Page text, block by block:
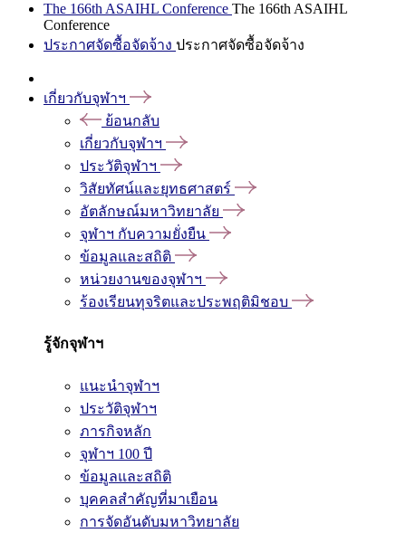
The 166th ASAIHL Conference The 166th ASAIHL
Conference
ประกาศจัดซื้อจัดจ้าง ประกาศจัดซื้อจัดจ้าง
เกี่ยวกับจุฬาฯ
ย้อนกลับ
เกี่ยวกับจุฬาฯ
ประวัติจุฬาฯ
วิสัยทัศน์และยุทธศาสตร์
อัตลักษณ์มหาวิทยาลัย
จุฬาฯ กับความยั่งยืน
ข้อมูลและสถิติ
หน่วยงานของจุฬาฯ
ร้องเรียนทุจริตและประพฤติมิชอบ
รู้จักจุฬาฯ
แนะนำจุฬาฯ
ประวัติจุฬาฯ
ภารกิจหลัก
จุฬาฯ 100 ปี
ข้อมูลและสถิติ
บุคคลสำคัญที่มาเยือน
การจัดอันดับมหาวิทยาลัย